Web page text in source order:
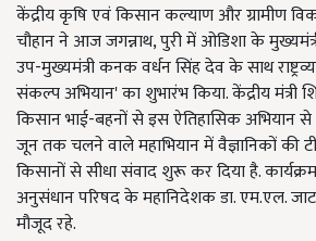
केंद्रीय कृषि एवं किसान कल्याण और ग्रामीण
चौहान ने आज जगन्नाथ, पुरी में ओडिशा के
उप-मुख्यमंत्री कनक वर्धन सिंह देव के साथ
संकल्प अभियान' का शुभारंभ किया. केंद्रीय मंत्री
किसान भाई-बहनों से इस ऐतिहासिक अभियान
जून तक चलने वाले महाभियान में वैज्ञानिकों की
किसानों से सीधा संवाद शुरू कर दिया है.
अनुसंधान परिषद के महानिदेशक डा. एम.एल.
मौजूद रहे.